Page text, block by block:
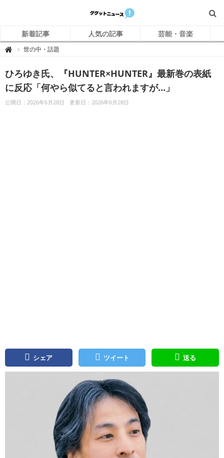
新着記事 人気の記事 芸能・音楽
 グ
ニ
ュ
ー
ス
世の中・話題
ひろゆき氏、『HUNTER×HUNTER』最新巻の表紙
に反応「何やら似てると言われますが…」
公開日：2026年6月28日 更新日：2026年6月28日
シェア ツイート 送る